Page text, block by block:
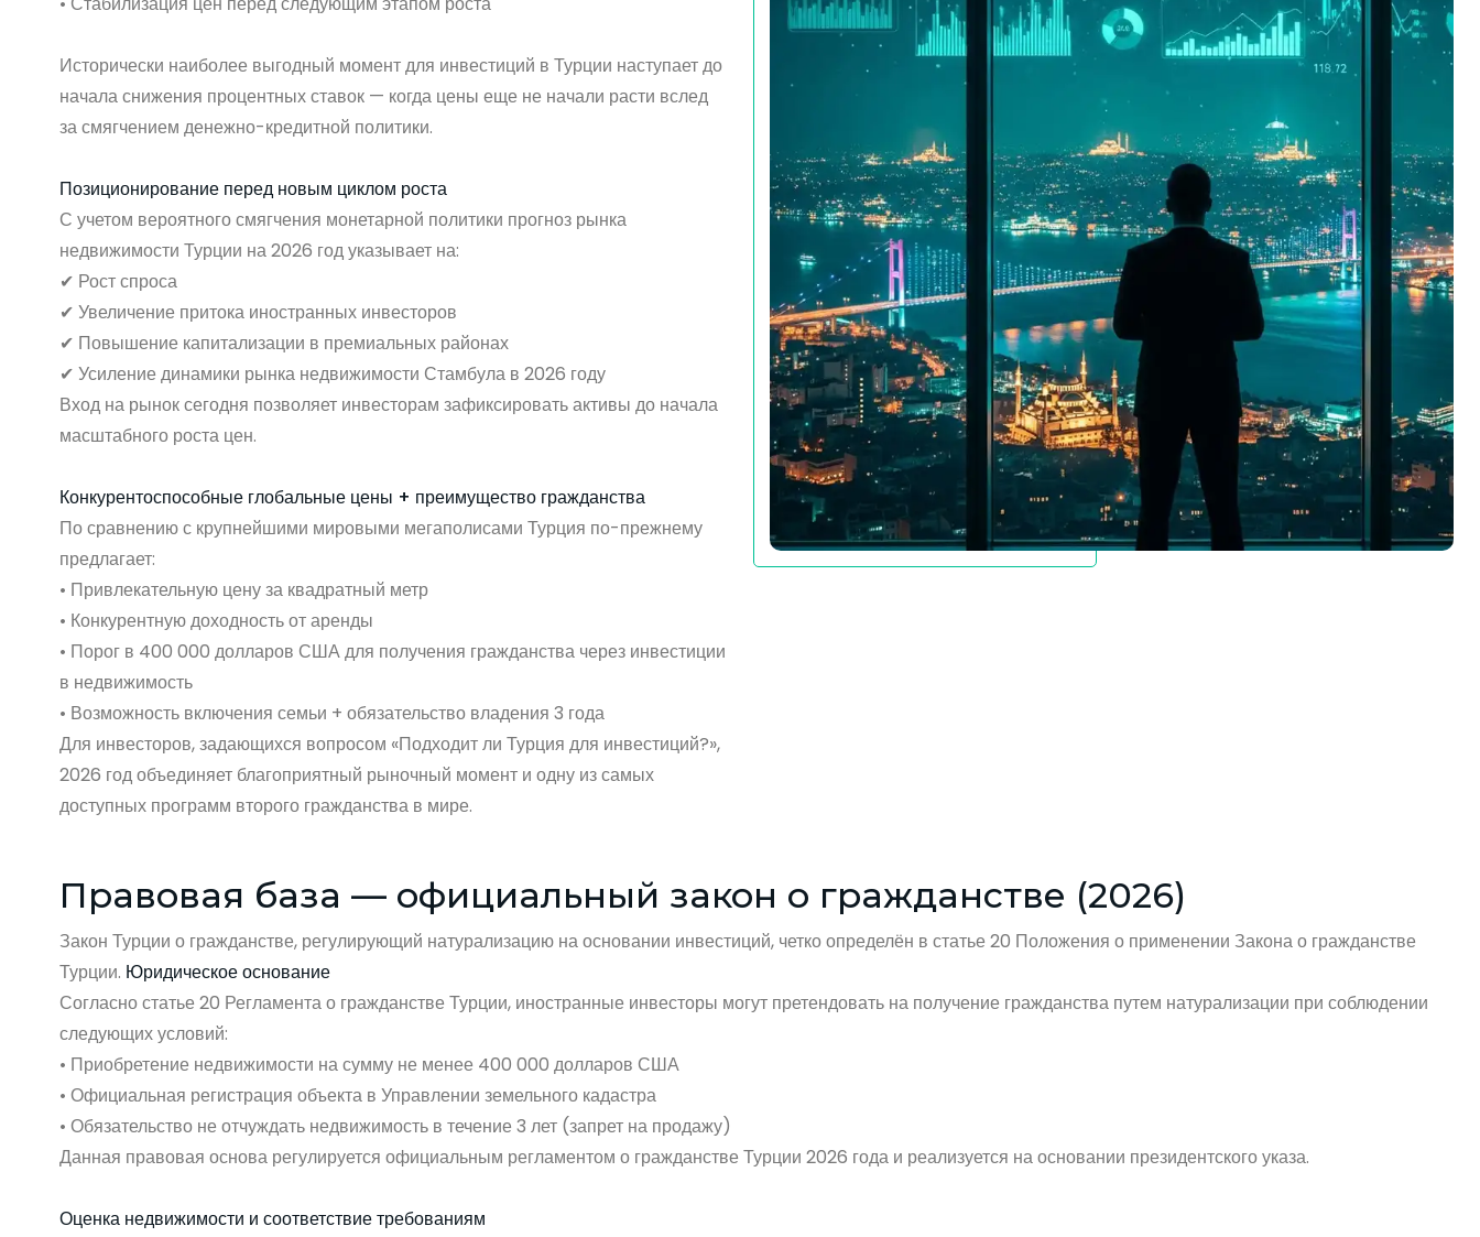
Исторически наиболее выгодный момент для инвестиций в Турции наступает до
начала снижения процентных ставок — когда цены еще не начали расти вслед
за смягчением денежно-кредитной политики.
Позиционирование перед новым циклом роста
С учетом вероятного смягчения монетарной политики прогноз рынка
недвижимости Турции на 2026 год указывает на:
✔ Рост спроса
✔ Увеличение притока иностранных инвесторов
✔ Повышение капитализации в премиальных районах
✔ Усиление динамики рынка недвижимости Стамбула в 2026 году
Вход на рынок сегодня позволяет инвесторам зафиксировать активы до начала
масштабного роста цен.
Конкурентоспособные глобальные цены + преимущество гражданства
По сравнению с крупнейшими мировыми мегаполисами Турция по-прежнему
предлагает:
• Привлекательную цену за квадратный метр
• Конкурентную доходность от аренды
• Порог в 400 000 долларов США для получения гражданства через инвестиции
в недвижимость
• Возможность включения семьи + обязательство владения 3 года
Для инвесторов, задающихся вопросом «Подходит ли Турция для инвестиций?»,
2026 год объединяет благоприятный рыночный момент и одну из самых
доступных программ второго гражданства в мире.
Правовая база — официальный закон о гражданстве (2026)
Закон Турции о гражданстве, регулирующий натурализацию на основании инвестиций, четко определён в статье 20 Положения о применении Закона о гражданстве
Турции. Юридическое основание
Согласно статье 20 Регламента о гражданстве Турции, иностранные инвесторы могут претендовать на получение гражданства путем натурализации при соблюдении
следующих условий:
• Приобретение недвижимости на сумму не менее 400 000 долларов США
• Официальная регистрация объекта в Управлении земельного кадастра
• Обязательство не отчуждать недвижимость в течение 3 лет (запрет на продажу)
Данная правовая основа регулируется официальным регламентом о гражданстве Турции 2026 года и реализуется на основании президентского указа.
Оценка недвижимости и соответствие требованиям